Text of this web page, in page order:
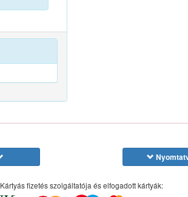
Kártyás fizetés szolgáltatója és elfogadott kártyák: